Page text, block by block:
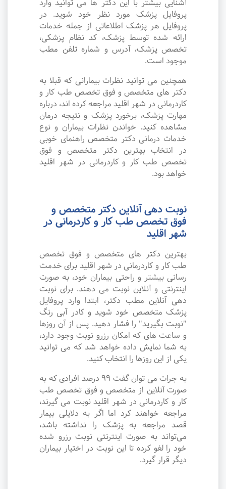
آشنایی بیشتر با این دکتر ها می توانید وارد
پروفایل پزشک مورد نظر خود شوید. در
پروفایل هر پزشک اطلاعاتی از جمله خدمات
ارائه شده توسط پزشک، کد نظام پزشکی،
تخصص پزشک، آدرس و شماره تلفن مطب
موجود است.
همچنین می توانید نظرات بیمارانی که قبلا به
دکتر های متخصص و فوق تخصص طب کار و
کاردرمانی در شهر اقلید مراجعه کرده اند، درباره
مهارت پزشک، برخورد پزشک و نتیجه درمان
مشاهده کنید. خواندن نظرات بیماران و نوع
خدمات درمانی دکتر متخصص راهنمای خوبی
در انتخاب بهترین دکتر متخصص و فوق
تخصص طب کار و کاردرمانی در شهر اقلید
خواهد بود.
نوبت دهی آنلاین دکتر متخصص و
فوق تخصص طب کار و کاردرمانی در
شهر اقلید
بهترین دکتر های متخصص و فوق تخصص
طب کار و کاردرمانی در شهر اقلید برای خدمت
رسانی بیشتر و راحتی بیماران خود، به صورت
اینترنتی و آنلاین نوبت می دهند. برای نوبت
دهی آنلاین مطب دکتر، ابتدا وارد پروفایل
پزشک متخصص خود شوید و کادر آبی رنگ
"نوبت بگیرید" را فشار دهید. پس از آن روزها
و ساعت های که امکان رزرو نوبت وجود دارد،
به شما نمایش داده خواهد شد که می توانید
یکی از این روزها را انتخاب کنید.
به جرات می‌ توان گفت ۹۹ درصد افرادی که به
صورت آنلاین از متخصص و فوق تخصص طب
کار و کاردرمانی در شهر اقلید نوبت می گیرند،
مراجعه خواهند کرد اما اگر به دلایلی بیمار
قصد مراجعه به پزشک را نداشته باشد،
می‌تواند به صورت اینترنتی نوبت رزرو شده
خود را لغو کرده تا این نوبت در اختیار بیماران
دیگر قرار گیرد.